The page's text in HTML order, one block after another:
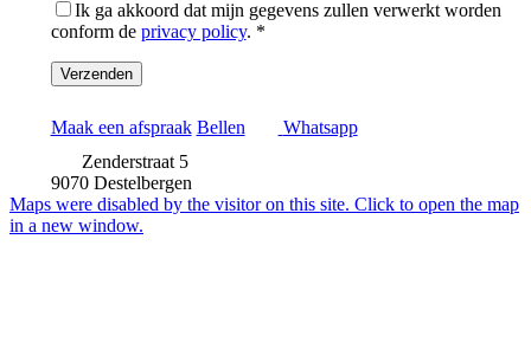
Ik ga akkoord dat mijn gegevens zullen verwerkt worden
conform de privacy policy. *
Maak een afspraak Bellen
Whatsapp
Zenderstraat 5
9070 Destelbergen
Maps were disabled by the visitor on this site. Click to open the map
in a new window.